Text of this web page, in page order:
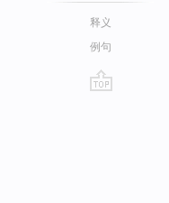
释义
例句